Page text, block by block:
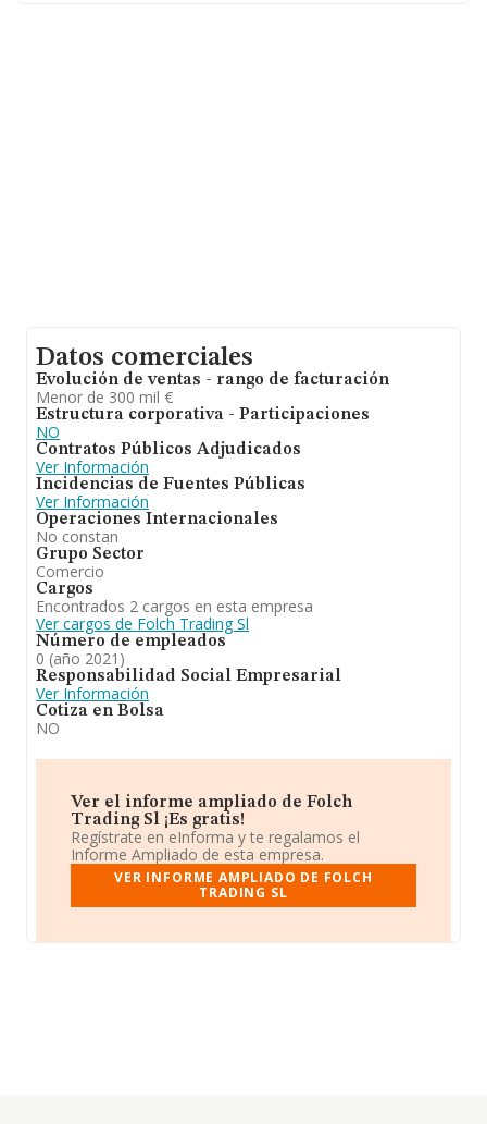
Datos comerciales
Evolución de ventas - rango de facturación
Menor de 300 mil €
Estructura corporativa - Participaciones
NO
Contratos Públicos Adjudicados
Ver Información
Incidencias de Fuentes Públicas
Ver Información
Operaciones Internacionales
No constan
Grupo Sector
Comercio
Cargos
Encontrados 2 cargos en esta empresa
Ver cargos de Folch Trading Sl
Número de empleados
0 (año 2021)
Responsabilidad Social Empresarial
Ver Información
Cotiza en Bolsa
NO
Ver el informe ampliado de Folch
Trading Sl ¡Es gratis!
Regístrate en eInforma y te regalamos el
Informe Ampliado de esta empresa.
VER INFORME AMPLIADO DE FOLCH
TRADING SL